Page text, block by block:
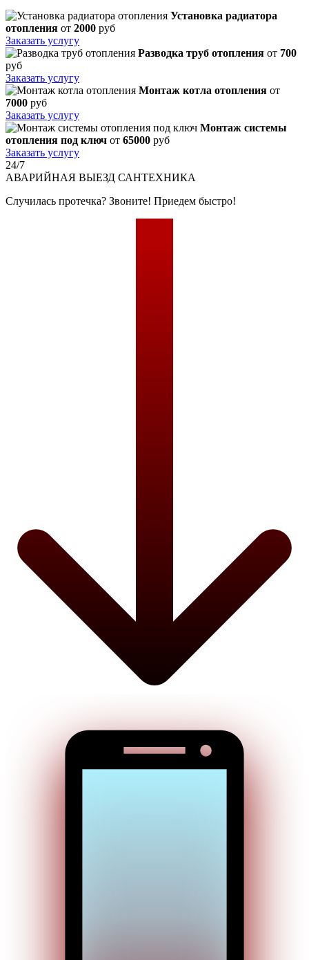
Установка радиатора
отопления от 2000 руб
Заказать услугу
Разводка труб отопления от 700
руб
Заказать услугу
Монтаж котла отопления от
7000 руб
Заказать услугу
Монтаж системы
отопления под ключ от 65000 руб
Заказать услугу
24/7
АВАРИЙНАЯ ВЫЕЗД САНТЕХНИКА
Случилась протечка? Звоните! Приедем быстро!